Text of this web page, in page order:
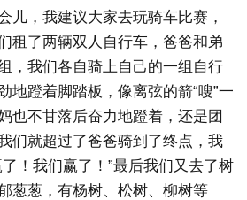
儿，我建议大家去玩骑车比赛，
租了两辆双人自行车，爸爸和弟
，我们各自骑上自己的一组自行
地蹬着脚踏板，像离弦的箭“嗖”一
也不甘落后奋力地蹬着，还是团
们就超过了爸爸骑到了终点，我
！我们赢了！”最后我们又去了树
葱葱，有杨树、松树、柳树等